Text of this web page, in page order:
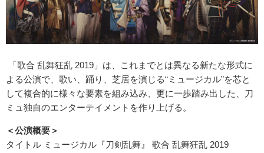
「歌合 乱舞狂乱 2019」は、これまでとは異なる新たな形式に
よる公演で、歌い、踊り、芝居を演じる“ミュージカル”を芯と
して複合的に様々な要素を組み込み、更に一歩踏み出した、刀
ミュ独自のエンターテイメントを作り上げる。
＜公演概要＞
タイトル ミュージカル『刀剣乱舞』 歌合 乱舞狂乱 2019